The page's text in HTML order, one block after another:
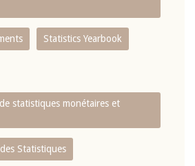
Statistics Yearbook
statistiques monétaires et
Statistiques